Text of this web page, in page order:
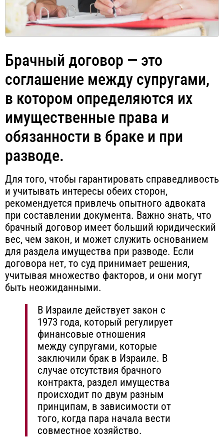
Брачный договор — это
соглашение между супругами,
в котором определяются их
имущественные права и
обязанности в браке и при
разводе.
Для того, чтобы гарантировать справедливость
и учитывать интересы обеих сторон,
рекомендуется привлечь опытного адвоката
при составлении документа. Важно знать, что
брачный договор имеет больший юридический
вес, чем закон, и может служить основанием
для раздела имущества при разводе. Если
договора нет, то суд принимает решения,
учитывая множество факторов, и они могут
быть неожиданными.
В Израиле действует закон с
1973 года, который регулирует
финансовые отношения
между супругами, которые
заключили брак в Израиле. В
случае отсутствия брачного
контракта, раздел имущества
происходит по двум разным
принципам, в зависимости от
того, когда пара начала вести
совместное хозяйство.